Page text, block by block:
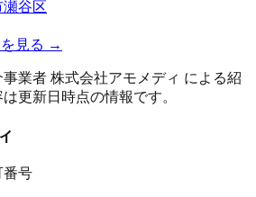
谷区
見る →
事業者 株式会社アモメディ による紹
更新日時点の情報です。
番号